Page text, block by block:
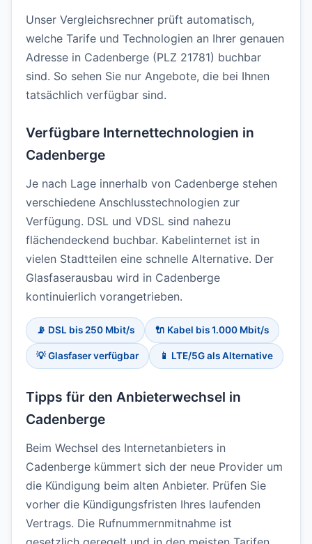
Unser Vergleichsrechner prüft automatisch,
welche Tarife und Technologien an Ihrer genauen
Adresse in Cadenberge (PLZ 21781) buchbar
sind. So sehen Sie nur Angebote, die bei Ihnen
tatsächlich verfügbar sind.
Verfügbare Internettechnologien in
Cadenberge
Je nach Lage innerhalb von Cadenberge stehen
verschiedene Anschlusstechnologien zur
Verfügung. DSL und VDSL sind nahezu
flächendeckend buchbar. Kabelinternet ist in
vielen Stadtteilen eine schnelle Alternative. Der
Glasfaserausbau wird in Cadenberge
kontinuierlich vorangetrieben.
📡 DSL bis 250 Mbit/s 🔌 Kabel bis 1.000 Mbit/s
💡 Glasfaser verfügbar 📱 LTE/5G als Alternative
Tipps für den Anbieterwechsel in
Cadenberge
Beim Wechsel des Internetanbieters in
Cadenberge kümmert sich der neue Provider um
die Kündigung beim alten Anbieter. Prüfen Sie
vorher die Kündigungsfristen Ihres laufenden
Vertrags. Die Rufnummernmitnahme ist